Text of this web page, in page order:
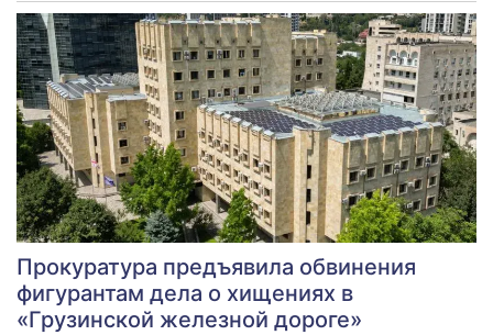
Прокуратура предъявила обвинения
фигурантам дела о хищениях в
«Грузинской железной дороге»